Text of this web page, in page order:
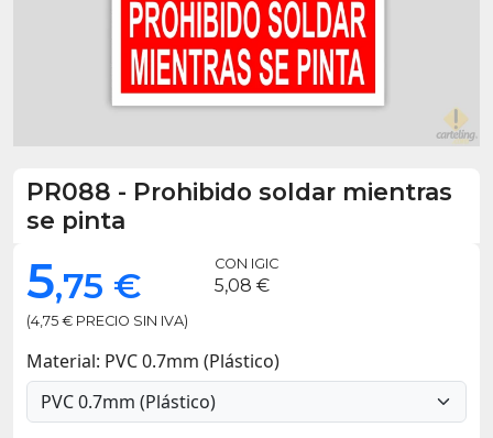
PR088 - Prohibido soldar mientras
se pinta
5,75 €
(4,75 € PRECIO SIN IVA)
CON IGIC
5,08 €
Material: PVC 0.7mm (Plástico)